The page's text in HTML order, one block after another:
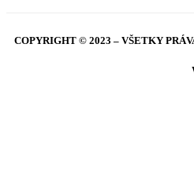
COPYRIGHT © 2023 – VŠETKY